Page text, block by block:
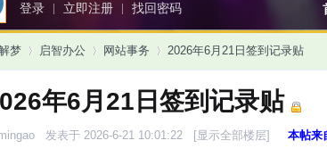
登录 | 立即注册 | 找回密码
梦 启智办公 网站事务 2026年6月21日签到记录贴
年6月21日签到记录贴
发表于 2026-6-21 10:01:22 [显示全部楼层] 本帖